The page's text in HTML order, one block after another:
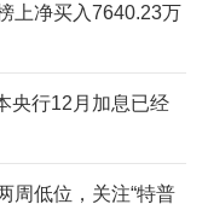
上净买入7640.23万
央行12月加息已经
周低位，关注“特普